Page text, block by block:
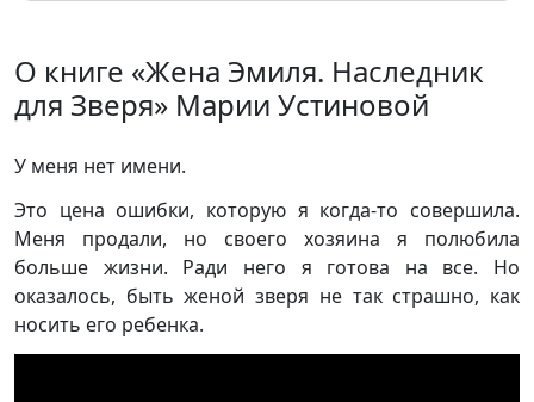
О книге «Жена Эмиля. Наследник
для Зверя» Марии Устиновой
У меня нет имени.
Это цена ошибки, которую я когда-то совершила.
Меня продали, но своего хозяина я полюбила
больше жизни. Ради него я готова на все. Но
оказалось, быть женой зверя не так страшно, как
носить его ребенка.